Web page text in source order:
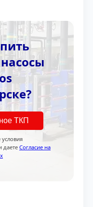
ТКП
даете Согласие на